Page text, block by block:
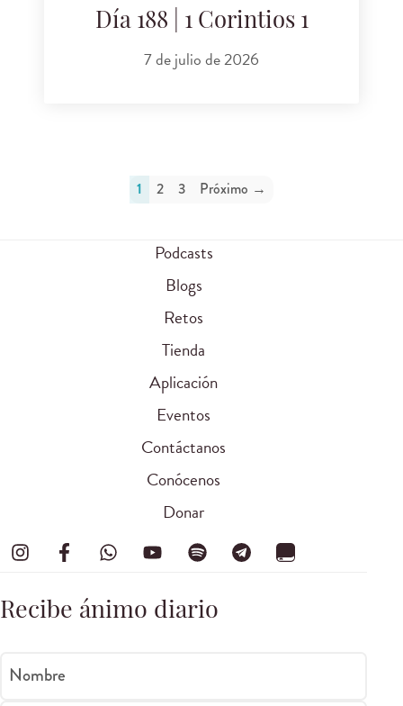
Día 188 | 1 Corintios 1
7 de julio de 2026
1 2 3 Próximo →
Podcasts
Blogs
Retos
Tienda
Aplicación
Eventos
Contáctanos
Conócenos
Donar
Recibe ánimo diario
Nombre